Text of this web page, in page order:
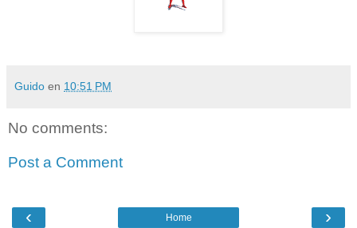
Guido en 10:51 PM
No comments:
Post a Comment
‹ ›
Home